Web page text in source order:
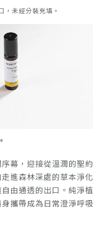
未經分裝充填。
幕，迎接從溫潤的聖約
進森林深處的草本淨化
由通透的出口。純淨植
攜帶成為日常澄淨呼吸